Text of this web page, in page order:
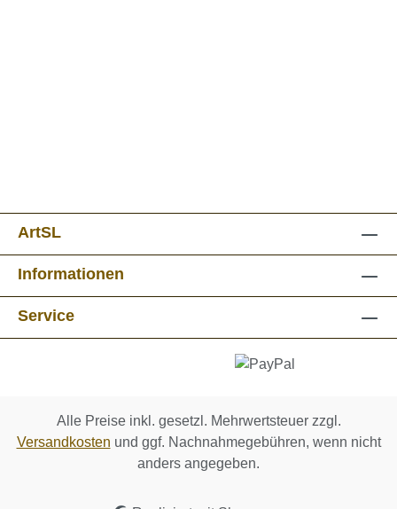
ArtSL
Informationen
Service
Alle Preise inkl. gesetzl. Mehrwertsteuer zzgl.
Versandkosten und ggf. Nachnahmegebühren, wenn nicht
anders angegeben.